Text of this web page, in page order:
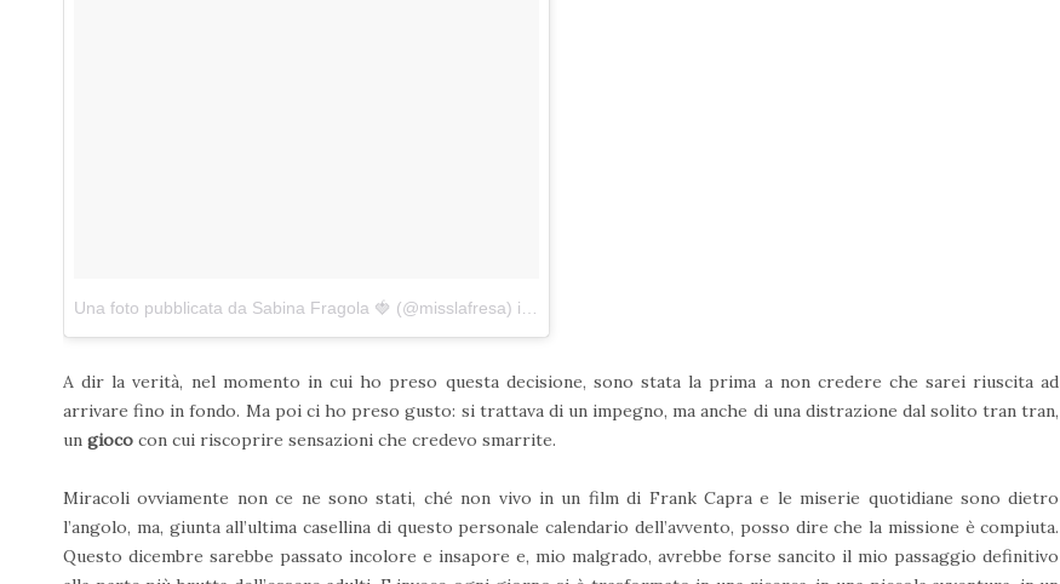
Una foto pubblicata da Sabina Fragola 🍓 (@misslafresa) in data:
A dir la verità, nel momento in cui ho preso questa decisione, sono stata la prima a non credere che sarei riuscita ad
arrivare fino in fondo. Ma poi ci ho preso gusto: si trattava di un impegno, ma anche di una distrazione dal solito tran tran,
un gioco con cui riscoprire sensazioni che credevo smarrite.
Miracoli ovviamente non ce ne sono stati, ché non vivo in un film di Frank Capra e le miserie quotidiane sono dietro
l’angolo, ma, giunta all’ultima casellina di questo personale calendario dell’avvento, posso dire che la missione è compiuta.
Questo dicembre sarebbe passato incolore e insapore e, mio malgrado, avrebbe forse sancito il mio passaggio definitivo